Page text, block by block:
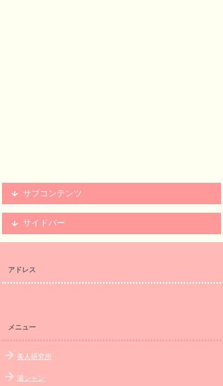
サブコンテンツ
サイドバー
アドレス
メニュー
美人研究所
湯シャン